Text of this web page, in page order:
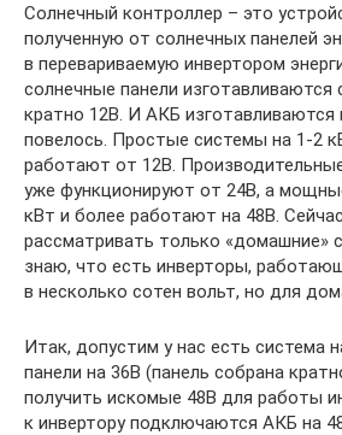
Солнечный контроллер – это
полученную от солнечных панелей
в перевариваемую инвертором
солнечные панели изготавливаются
кратно 12В. И АКБ изготавливаются
повелось. Простые системы на 1-2
работают от 12В.
уже функционируют от 24В, а
кВт и более работают на 48В.
рассматривать только «домашние»
знаю, что есть инверторы,
в несколько сотен вольт, но для
Итак, допустим у нас есть система
панели на 36В (панель собрана
получить искомые 48В для работы
к инвертору подключаются АКБ на